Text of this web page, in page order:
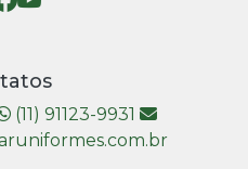
(11) 91123-9931